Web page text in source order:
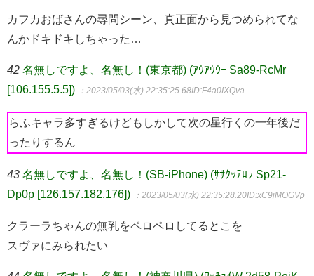
カフカおばさんの尋問シーン、真正面から見つめられてな
んかドキドキしちゃった…
42 名無しですよ、名無し！(東京都) (ｱｳｱｳｳｰ Sa89-RcMr
[106.155.5.5])
：2023/05/03(水) 22:35:25.68ID:F4a0IXQva
らふキャラ多すぎるけどもしかして次の星行くの一年後だ
ったりするん
43 名無しですよ、名無し！(SB-iPhone) (ｻｻｸｯﾃﾛﾗ Sp21-
Dp0p [126.157.182.176])
：2023/05/03(水) 22:35:28.20ID:xC9jMOGVp
クラーラちゃんの無乳をペロペロしてるとこを
スヴァにみられたい